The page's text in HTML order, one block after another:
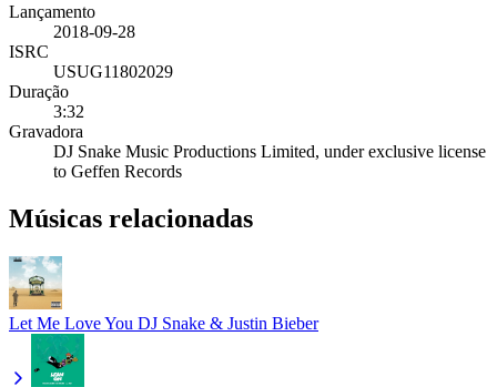
Lançamento
2018-09-28
ISRC
USUG11802029
Duração
3:32
Gravadora
DJ Snake Music Productions Limited, under exclusive license
to Geffen Records
Músicas relacionadas
Let Me Love You DJ Snake & Justin Bieber